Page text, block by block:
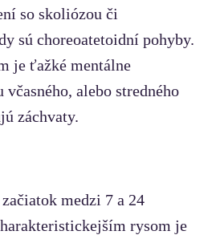
so skoliózou či
sú choreoatetoidní pohyby.
je ťažké mentálne
alebo stredného
záchvaty.
medzi 7 a 24
rysom je